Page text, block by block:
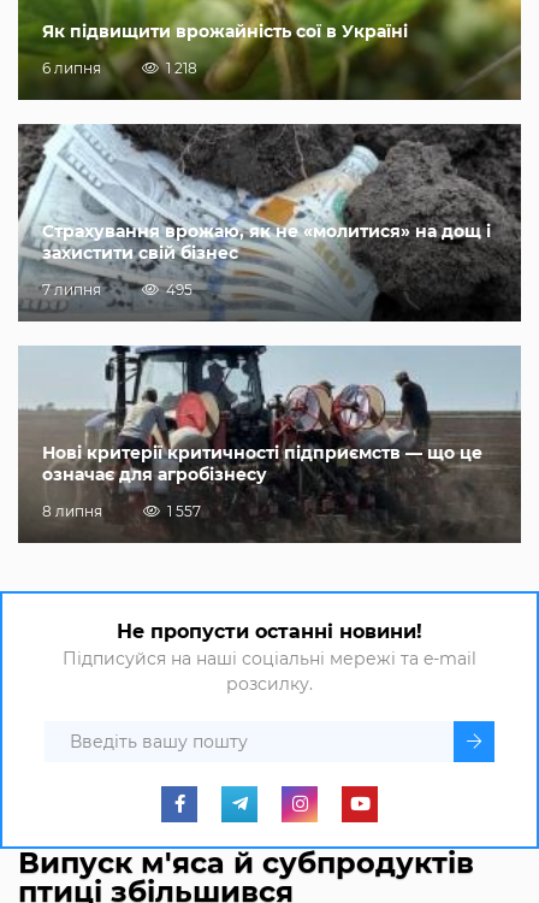
Як підвищити врожайність сої в Україні
6 липня 1 218
Страхування врожаю, як не «молитися» на дощ і
захистити свій бізнес
7 липня 495
Нові критерії критичності підприємств — що це
означає для агробізнесу
8 липня 1 557
Не пропусти останні новини!
Підписуйся на наші соціальні мережі та e-mail
розсилку.
Випуск м'яса й субпродуктів
птиці збільшився